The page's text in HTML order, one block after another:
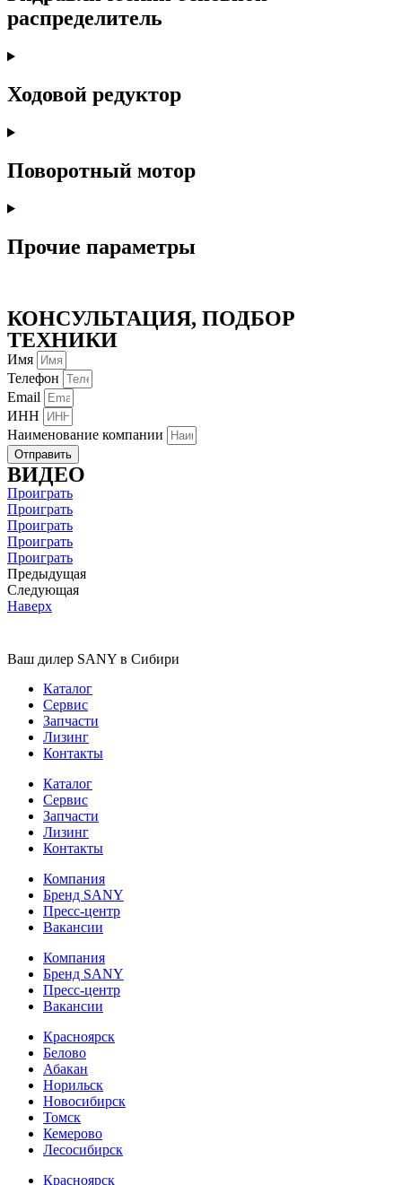
распределитель
Ходовой редуктор
Поворотный мотор
Прочие параметры
КОНСУЛЬТАЦИЯ, ПОДБОР
ТЕХНИКИ
Имя
Телефон
Email
ИНН
Наименование компании
Отправить
ВИДЕО
Проиграть
Проиграть
Проиграть
Проиграть
Проиграть
Предыдущая
Следующая
Наверх
Ваш дилер SANY в Сибири
Каталог
Сервис
Запчасти
Лизинг
Контакты
Каталог
Сервис
Запчасти
Лизинг
Контакты
Компания
Бренд SANY
Пресс-центр
Вакансии
Компания
Бренд SANY
Пресс-центр
Вакансии
Красноярск
Белово
Абакан
Норильск
Новосибирск
Томск
Кемерово
Лесосибирск
Красноярск